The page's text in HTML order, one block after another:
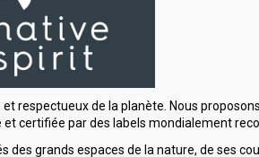
respectueux de la planète. Nous
certifiée par des labels mondialement
des grands espaces de la nature, de ses